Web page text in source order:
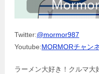
Twitter:@mormor987
Youtube:MORMORチャン
ラーメン大好き！クルマ大